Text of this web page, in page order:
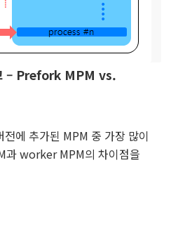
– Prefork MPM vs.
에 추가된 MPM 중 가장 많이
과 worker MPM의 차이점을